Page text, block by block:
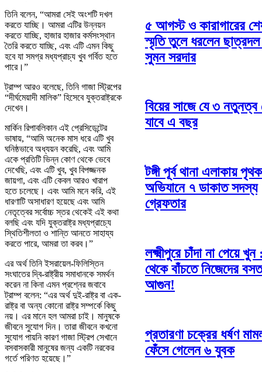
তিনি বলেন, “আমরা সেই অংশটি দখল
করতে যাচ্ছি। আমরা এটির উন্নয়ন
করতে যাচ্ছি, হাজার হাজার কর্মসংস্থান
তৈরি করতে যাচ্ছি, এবং এটি এমন কিছু
হবে যা সমগ্র মধ্যপ্রাচ্য খুব গর্বিত হতে
পারে।”
ট্রাম্প আরও বলেছে, তিনি গাজা স্ট্রিপের
“দীর্ঘমেয়াদী মালিক” হিসেবে যুক্তরাষ্ট্রকে
দেখেন।
মার্কিন রিপাবলিকান এই প্রেসিডেন্টের
ভাষায়, “আমি অনেক মাস ধরে এটি খুব
ঘনিষ্ঠভাবে অধ্যয়ন করেছি, এবং আমি
একে প্রতিটি ভিন্ন কোণ থেকে ভেবে
দেখেছি, এবং এটি খুব, খুব বিপজ্জনক
জায়গা, এবং এটি কেবল আরও খারাপ
হতে চলেছে। এবং আমি মনে করি, এই
ধারণাটি অসাধারণ হয়েছে এবং আমি
নেতৃত্বের সর্বোচ্চ স্তর থেকেই এই কথা
বলছি এবং যদি যুক্তরাষ্ট্র মধ্যপ্রাচ্যে
স্থিতিশীলতা ও শান্তি আনতে সাহায্য
করতে পারে, আমরা তা করব।”
এর অর্থ তিনি ইসরায়েল-ফিলিস্তিন
সংঘাতের দ্বি-রাষ্ট্রীয় সমাধানকে সমর্থন
করেন না কিনা এমন প্রশ্নের জবাবে
ট্রাম্প বলেন: “এর অর্থ দুই-রাষ্ট্র বা এক-
রাষ্ট্র বা অন্য কোনো রাষ্ট্র সম্পর্কে কিছু
নয়। এর মানে হল আমরা চাই। মানুষকে
জীবনে সুযোগ দিন। তারা জীবনে কখনো
সুযোগ পায়নি কারণ গাজা স্ট্রিপ সেখানে
বসবাসকারী মানুষের জন্য একটি নরকের
গর্তে পরিণত হয়েছে।”
৫ আগস্ট ও কারাগারের
স্মৃতি তুলে ধরলেন ছাত্রদল
সুমন সরদার
বিয়ের সাজে যে ৩ নতুনত্ব
যাবে এ বছর
টঙ্গী পূর্ব থানা এলাকায় পৃথক
অভিযানে ৭ ডাকাত সদস্য
গ্রেফতার
লক্ষ্মীপুরে চাঁদা না পেয়ে
থেকে বাঁচতে নিজেদের
আগুন!
প্রতারণা চক্রের ধর্ষণ
ফেঁসে গেলেন ৬ যুবক